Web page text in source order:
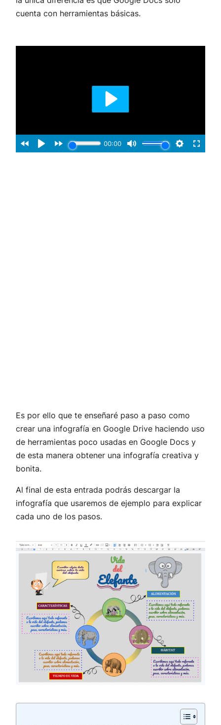
cuenta con herramientas básicas.
Es por ello que te enseñaré paso a paso como
crear una infografía en Google Drive haciendo uso
de herramientas poco usadas en Google Docs y
de esta manera obtener una infografía creativa y
bonita.
Al final de esta entrada podrás descargar la
infografía que usaremos de ejemplo para explicar
cada uno de los pasos.